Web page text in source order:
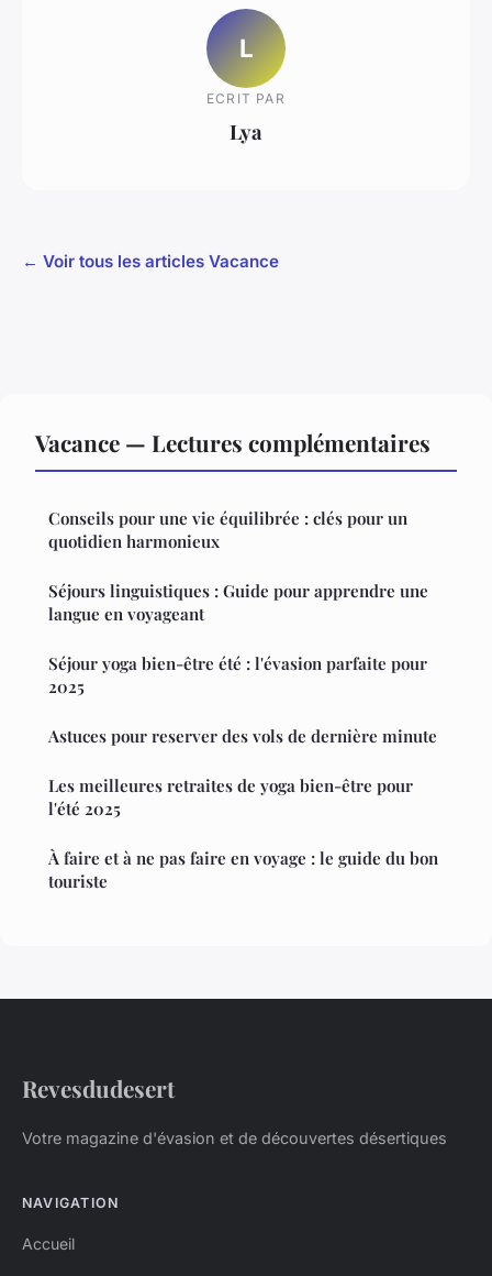
L
ECRIT PAR
Lya
← Voir tous les articles Vacance
Vacance — Lectures complémentaires
Conseils pour une vie équilibrée : clés pour un
quotidien harmonieux
Séjours linguistiques : Guide pour apprendre une
langue en voyageant
Séjour yoga bien-être été : l'évasion parfaite pour
2025
Astuces pour reserver des vols de dernière minute
Les meilleures retraites de yoga bien-être pour
l'été 2025
À faire et à ne pas faire en voyage : le guide du bon
touriste
Revesdudesert
Votre magazine d'évasion et de découvertes désertiques
NAVIGATION
Accueil